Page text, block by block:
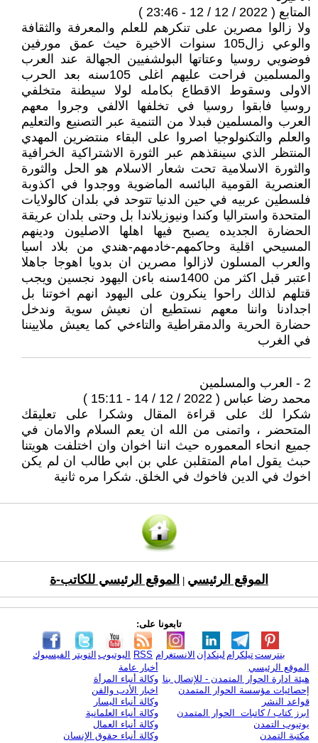
المتابع ( 2022 / 12 / 12 - 23:46 )
ولا زالوا مصرين على تنكرهم للعلم والمعرفة والثقافة
والوعي زال105 سنوات الاخيرة حيث عمق مورفين
فوضويي روسيا وعتاتها البولشفيين الجهالة عند العرب
والمسلمين فراحت عليهم اغلى 105سنه بعد الحرب
الاولى وسقوط الاقطاع بكامله لولا سيطنة متخلفي
روسيا فابقوا روسيا في تخلفها الالفي وجروا معهم
العرب والمسلمين فبدلا من التنمية عبر التصنيع والتعليم
والعلم والتكنولوجيا اصروا على البقاء منتضرين المهدي
المنتظر الذي سينقذهم عبر الثورة الاشتراكية الخرافية
والثورة الاسلامية تحت شعار الاسلام هو الحل والثورة
العنصرية القومية البائسه الماضوية ووجدوا في اكذوبة
فلسطين عربيه في حين الدنيا تتوحد في بلدان كالولايات
المتحدة واستراليا وكندا ونيوزيلاندا بل وحتى بلدان عريقة
الحضارة الجديده يصبح فيها اهلها الاصليون ودينهم
المسيحي اقلية وحاكمهم-خادمهم-هندي من بلاد اسيا
والعرب المسلون لازالوا مصرين ان بدويا اهوجا جاهلا
اعتبر قبل اكثر من 1400سنه باءن اليهود نجسين ويجب
قتلهم لذالك راحوا ينكرون على اليهود انهم اخوتنا بل
اجدادنا واننا معهم نستطيع ان نعيش سوية وندخل
حضارة الحرية والدمقراطية والتاءخي كما يعيش ملاييننا
في الغرب
2 - العرب والمسلمين
محمد رضا عباس ( 2022 / 12 / 14 - 15:11 )
شكرا لك على قراءة المقال وشكرا على تعليقك
المتحضر ، واتمنى من الله ان يعم السلام والامان في
جميع انحاء المعموره حيث اننا اخوان وان اختلفت هويتنا
حبث يقول امام المتقلبن علي بن ابي طالب ان لم يكن
اخوك في الدين فاخوك في الخلق. شكرا مره ثانية
الموقع الرئيسي الموقع الرئيسي للكاتب-ة
تابعونا على:
الفيسبوك التويتر اليوتيوب RSS الانستغرام لينكدإن تيلكرامبنترست
الموقع الرئيسي
هيئة ادارة الحوار المتمدن - للإتصال بنا
إحصائيات مؤسسة الحوار المتمدن
قواعد النشر
ابرز كتاب / كاتبات الحوار المتمدن
يوتيوب التمدن
مكتبة التمدن
أخبار عامة
وكالة أنباء المرأة
اخبار الأدب والفن
وكالة أنباء اليسار
وكالة أنباء العلمانية
وكالة أنباء العمال
وكالة أنباء حقوق الإنسان